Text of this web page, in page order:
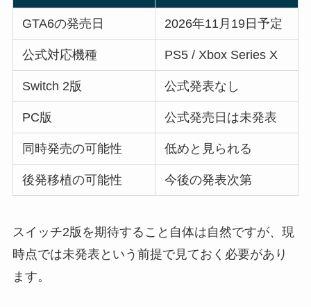
GTA6の発売日 2026年11月19日予定
公式対応機種 PS5 / Xbox Series X
Switch 2版 公式発表なし
PC版 公式発売日は未発表
同時発売の可能性 低めと見られる
後発移植の可能性 今後の発表次第
スイッチ2版を期待すること自体は自然ですが、現
時点では未発表という前提で見ておく必要があり
ます。